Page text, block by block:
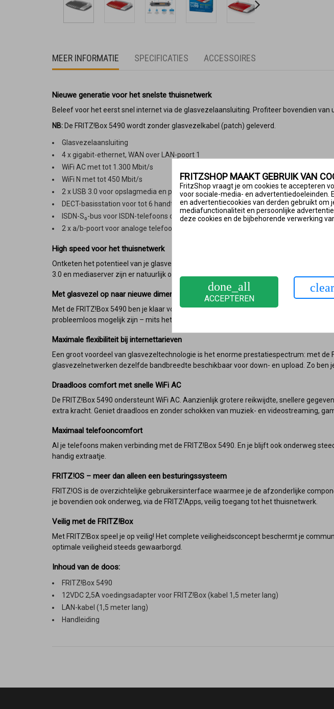
MEER INFORMATIE SPECIFICATIES ACCESSOIRES
Nieuwe generatie voor het snelste thuisnetwerk
Beleef voor het eerst snel internet via de glasvezelaansluiting. Profiteer bovendien
NB:De FRITZ!Box 5490 wordt zonder glasvezelkabel (patch) geleverd.
Glasvezelaansluiting
4 x gigabit-ethernet, WAN over LAN-poort 1
WiFi AC met tot 1.300 Mbit/s
WiFi N met tot 450 Mbit/s
2 x USB 3.0 voor opslagmedia en printers
DECT-basisstation voor tot 6 handtoestellen
ISDN-S₀-bus voor ISDN-telefoons of ISDN-telefooncentrale
2 x a/b-poort voor analoge telefoons, antwoordapparaat en fax
High speed voor het thuisnetwerk
Ontketen het potentieel van je glasvezelaansluiting. Met de FRITZ!Box 5490 heb je
3.0 en mediaserver zijn er natuurlijk ook bij.
Met glasvezel op naar nieuwe dimensies
Met de FRITZ!Box 5490 ben je klaar voor glasvezelaansluiting: hogere
probleemloos mogelijk zijn – mits het juiste providertarief.
Maximale flexibiliteit bij internettarieven
Een groot voordeel van glasvezeltechnologie is het enorme prestatiespectrum: met
glasvezelnetwerken dezelfde bandbreedte beschikbaar voor down- en upload. Zo ben
Draadloos comfort met snelle WiFi AC
De FRITZ!Box 5490 ondersteunt WiFi AC. Aanzienlijk grotere reikwijdte, snellere
extra kracht. Geniet draadloos en zonder schokken van muziek- en videostreaming,
Maximaal telefooncomfort
Al je telefoons maken verbinding met de FRITZ!Box 5490. En je blijft ook onderweg
handig extraatje.
FRITZ!OS – meer dan alleen een besturingssysteem
FRITZ!OS is de overzichtelijke gebruikersinterface waarmee je de afzonderlijke
je bovendien ook onderweg, via de FRITZ!Apps, veilig toegang tot het thuisnetwerk.
Veilig met de FRITZ!Box
Met FRITZ!Box speel je op veilig! Het complete veiligheidsconcept beschermt je
optimale veiligheid steeds gewaarborgd.
Inhoud van de doos:
FRITZ!Box 5490
12VDC 2,5A voedingsadapter voor FRITZ!Box (kabel 1,5 meter lang)
LAN-kabel (1,5 meter lang)
Handleiding
FRITZSHOP MAAKT GEBRUIK VAN
FritzShop vraagt je om cookies te accepteren
voor sociale-media- en advertentiedoeleinden.
en advertentiecookies van derden gebruikt om
mediafunctionaliteit en persoonlijke
deze cookies en de bijbehorende verwerking
done_all
ACCEPTEREN
clear